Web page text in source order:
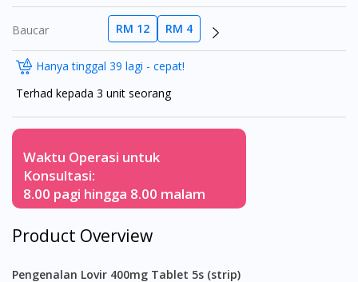
Baucar RM 12 RM 4
Hanya tinggal 39 lagi - cepat!
Terhad kepada 3 unit seorang
Waktu Operasi untuk
Konsultasi:
8.00 pagi hingga 8.00 malam
Product Overview
Pengenalan Lovir 400mg Tablet 5s (strip)